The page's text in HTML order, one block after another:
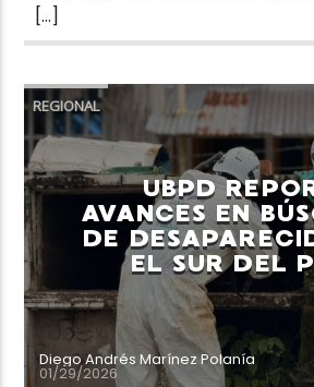
[…]
REGIONAL
UBPD
AVANCES EN
DE
EL SUR DEL
Diego Andrés Marínez Polanía
01/29/2026